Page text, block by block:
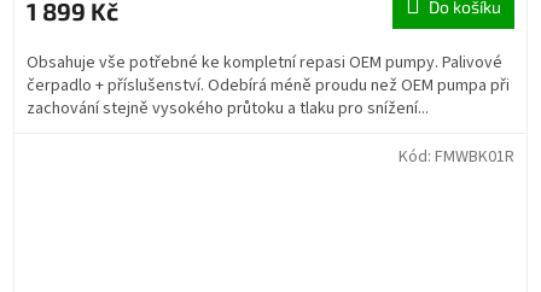
1 899 Kč Do košíku
Obsahuje vše potřebné ke kompletní repasi OEM pumpy. Palivové
čerpadlo + příslušenství. Odebírá méně proudu než OEM pumpa při
zachování stejně vysokého průtoku a tlaku pro snížení...
Kód: FMWBK01R